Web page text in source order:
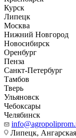
Курск
Липецк
Москва
Нижний Новгород
Новосибирск
Оренбург
Пенза
Санкт-Петербург
Тамбов
Тверь
Ульяновск
Чебоксары
Челябинск
Липецк,